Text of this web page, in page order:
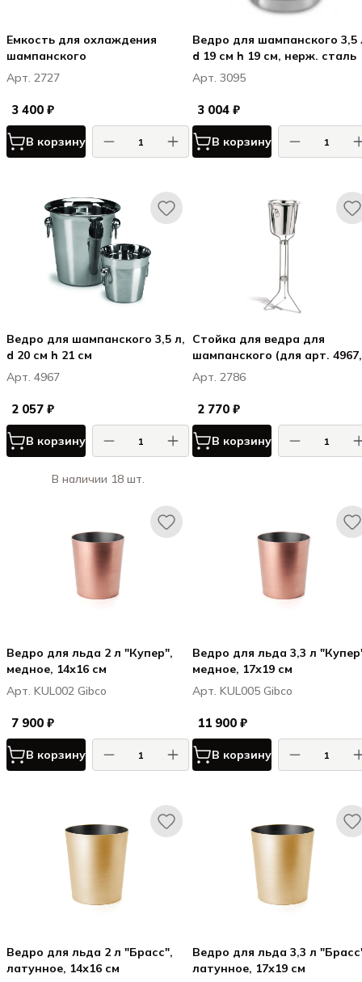
Емкость для охлаждения
шампанского
Арт. 2727
3 400 ₽
В корзину
Ведро для шампанского 3,5
d 19 см h 19 см, нерж. сталь
Арт. 3095
3 004 ₽
В корзину
Ведро для шампанского 3,5 л,
d 20 см h 21 см
Арт. 4967
2 057 ₽
В корзину
В наличии 18 шт.
Стойка для ведра для
шампанского (для арт. 4967,
3095)
Арт. 2786
2 770 ₽
В корзину
Ведро для льда 2 л "Купер",
медное, 14х16 см
Арт. KUL002 Gibco
7 900 ₽
В корзину
Ведро для льда 3,3 л
медное, 17х19 см
Арт. KUL005 Gibco
11 900 ₽
В корзину
Ведро для льда 2 л "Брасс",
латунное, 14х16 см
Ведро для льда 3,3 л
латунное, 17х19 см